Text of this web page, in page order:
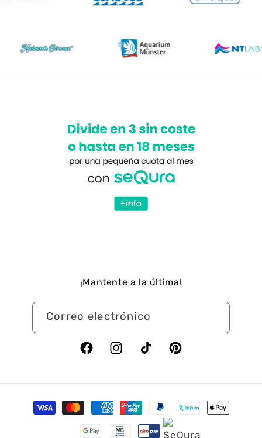
¡Mantente a la última!
Correo electrónico
FacebookInstagramTikTok Pinterest
Formas
de